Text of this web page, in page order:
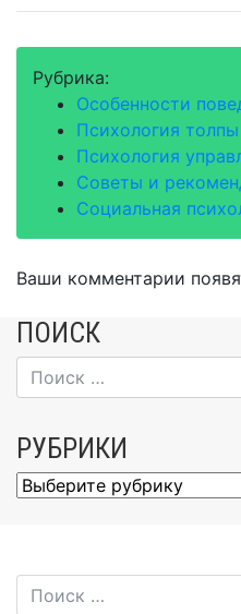
Рубрика:
Особенности
Психология толпы
Психология
Советы и
Социальная
Ваши комментарии
ПОИСК
РУБРИКИ
Рубрики